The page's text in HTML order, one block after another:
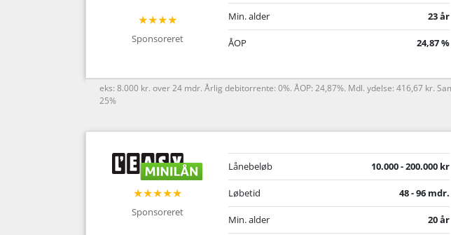
★★★★
Sponsoreret
Min. alder 23 år
ÅOP 24,87 %
eks: 8.000 kr. over 24 mdr. Årlig debitorrente: 0%. ÅOP: 24,87%. Mdl. ydelse: 416,67 kr.
25%
★★★★★
Sponsoreret
Lånebeløb 10.000 - 200.000 kr
Løbetid 48 - 96 mdr.
Min. alder 20 år